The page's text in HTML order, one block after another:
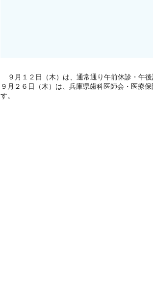
９月１２日（木）は、通常通り午前休診・午後
９月２６日（木）は、兵庫県歯科医師会・医療
す。